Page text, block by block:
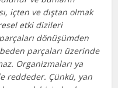
içten ve dıştan olmak
etki dizileri
dönüşümden
parçaları üzerinde
Organizmaları ya
reddeder. Çünkü, yan